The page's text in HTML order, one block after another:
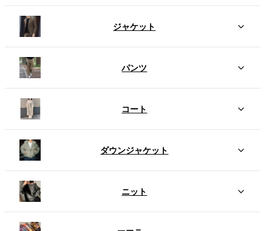
ジャケット
パンツ
コート
ダウンジャケット
ニット